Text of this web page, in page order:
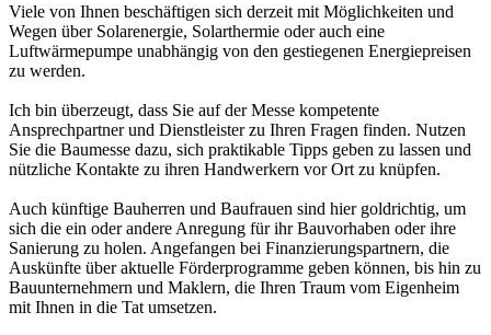
Viele von Ihnen beschäftigen sich derzeit mit Möglichkeiten und
Wegen über Solarenergie, Solarthermie oder auch eine
Luftwärmepumpe unabhängig von den gestiegenen Energiepreisen
zu werden.
Ich bin überzeugt, dass Sie auf der Messe kompetente
Ansprechpartner und Dienstleister zu Ihren Fragen finden. Nutzen
Sie die Baumesse dazu, sich praktikable Tipps geben zu lassen und
nützliche Kontakte zu ihren Handwerkern vor Ort zu knüpfen.
Auch künftige Bauherren und Baufrauen sind hier goldrichtig, um
sich die ein oder andere Anregung für ihr Bauvorhaben oder ihre
Sanierung zu holen. Angefangen bei Finanzierungspartnern, die
Auskünfte über aktuelle Förderprogramme geben können, bis hin zu
Bauunternehmern und Maklern, die Ihren Traum vom Eigenheim
mit Ihnen in die Tat umsetzen.